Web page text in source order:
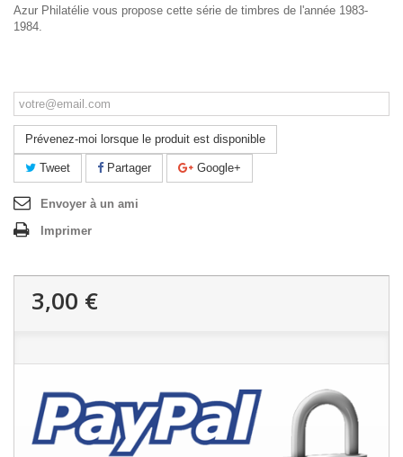
Azur Philatélie vous propose cette série de timbres de l'année 1983-
1984.
Prévenez-moi lorsque le produit est disponible
Tweet Partager Google+
Envoyer à un ami
Imprimer
3,00 €